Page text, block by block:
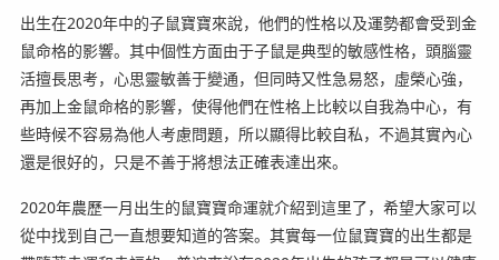
出生在2020年中的子鼠寶寶來說，他們的性格以及運勢都會受到金
鼠命格的影響。其中個性方面由于子鼠是典型的敏感性格，頭腦靈
活擅長思考，心思靈敏善于變通，但同時又性急易怒，虛榮心強，
再加上金鼠命格的影響，使得他們在性格上比較以自我為中心，有
些時候不容易為他人考慮問題，所以顯得比較自私，不過其實內心
還是很好的，只是不善于將想法正確表達出來。
2020年農歷一月出生的鼠寶寶命運就介紹到這里了，希望大家可以
從中找到自己一直想要知道的答案。其實每一位鼠寶寶的出生都是